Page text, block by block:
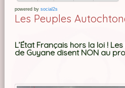
powered by social2s
Les Peuples
L’État Français hors la loi !
de Guyane disent NON au